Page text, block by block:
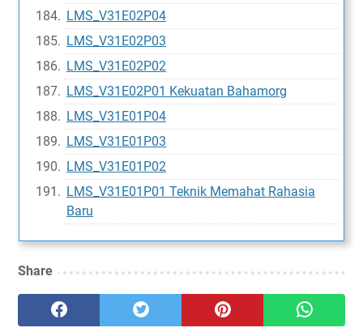
LMS_V31E02P04
LMS_V31E02P03
LMS_V31E02P02
LMS_V31E02P01 Kekuatan Bahamorg
LMS_V31E01P04
LMS_V31E01P03
LMS_V31E01P02
LMS_V31E01P01 Teknik Memahat Rahasia
Baru
Share